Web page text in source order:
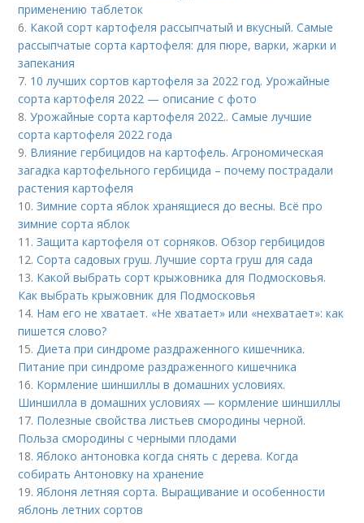
применению таблеток
6. Какой сорт картофеля рассыпчатый и вкусный. Самые
рассыпчатые сорта картофеля: для пюре, варки, жарки и
запекания
7. 10 лучших сортов картофеля за 2022 год. Урожайные
сорта картофеля 2022 — описание с фото
8.Урожайные сорта картофеля 2022.. Самые лучшие
сорта картофеля 2022 года
9. Влияние гербицидов на картофель. Агрономическая
загадка картофельного гербицида – почему пострадали
растения картофеля
10.Зимние сорта яблок хранящиеся до весны. Всё про
зимние сорта яблок
11.Защита картофеля от сорняков. Обзор гербицидов
12.Сорта садовых груш. Лучшие сорта груш для сада
13. Какой выбрать сорт крыжовника для Подмосковья.
Как выбрать крыжовник для Подмосковья
14. Нам его не хватает. «Не хватает» или «нехватает»: как
пишется слово?
15.Диета при синдроме раздраженного кишечника.
Питание при синдроме раздраженного кишечника
16. Кормление шиншиллы в домашних условиях.
Шиншилла в домашних условиях — кормление шиншиллы
17. Полезные свойства листьев смородины черной.
Польза смородины с черными плодами
18.Яблоко антоновка когда снять с дерева. Когда
собирать Антоновку на хранение
19.Яблоня летняя сорта. Выращивание и особенности
яблонь летних сортов